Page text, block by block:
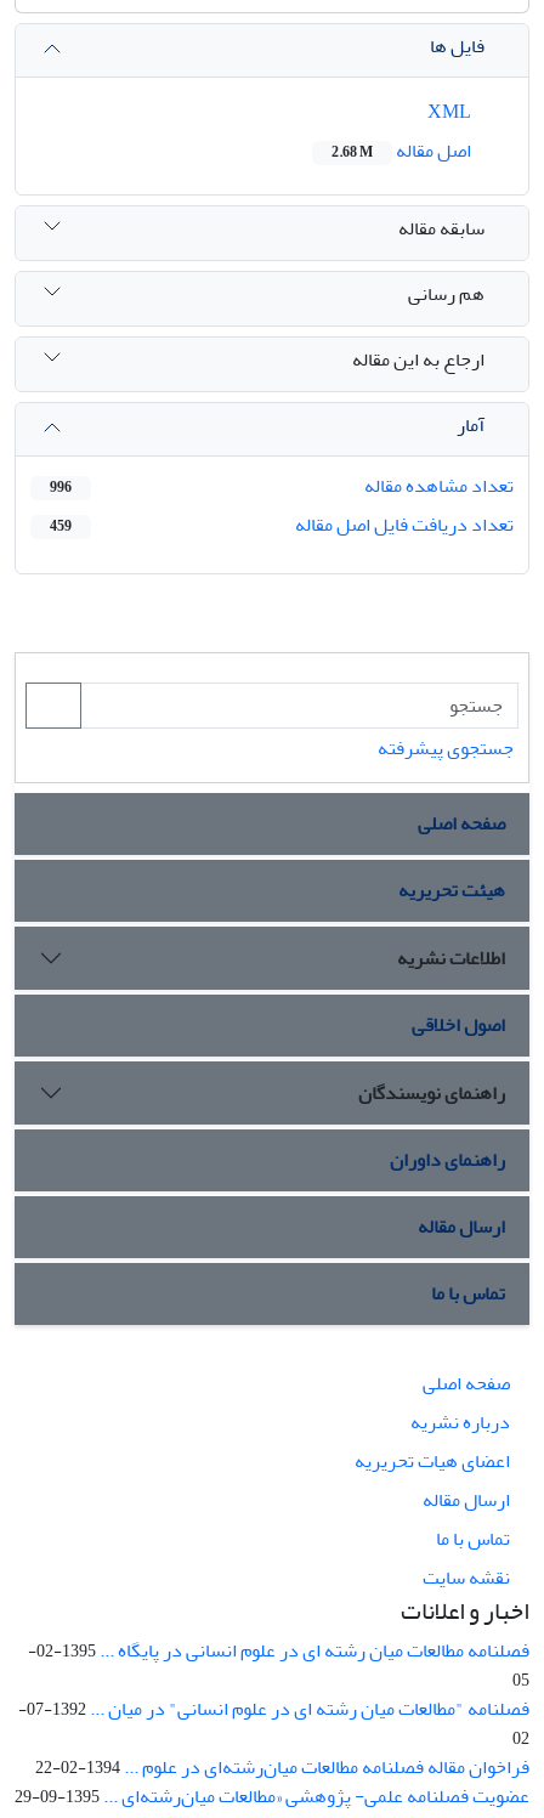
فایل ها
اصل مقاله
2.68 M
سابقه مقاله
هم رسانی
ارجاع به این مقاله
آمار
تعداد مشاهده مقاله
996
تعداد دریافت فایل اصل مقاله 459
جستجوی پیشرفته
صفحه اصلی
هیئت تحریریه
اطلاعات نشریه
اصول اخلاقی
راهنمای نویسندگان
راهنمای داوران
ارسال مقاله
تماس با ما
صفحه اصلی
درباره نشریه
اعضای هیات تحریریه
ارسال مقاله
تماس با ما
نقشه سایت
اخبار و اعلانات
فصلنامه مطالعات میان رشته ای در علوم انسانی در پایگاه ...
1395-02-
05
فصلنامه "مطالعات میان رشته ای در علوم انسانی" در میان ...
1392-07-
02
فراخوان مقاله فصلنامه مطالعات میان‌رشته‌ای در علوم ...1394-02-22
عضویت فصلنامه علمی- پژوهشی «مطالعات میان‌رشته‌ای ...1395-09-29